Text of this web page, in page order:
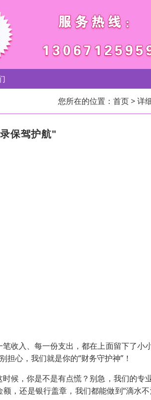
您所在的位置： 首页> 详
保驾护航"
收入、每一份支出，都在上面留下了小
心，我们就是你的“财务守护神”！
候，你是不是有点慌？别急，我们的专
，还是银行盖章，我们都能做到“滴水不